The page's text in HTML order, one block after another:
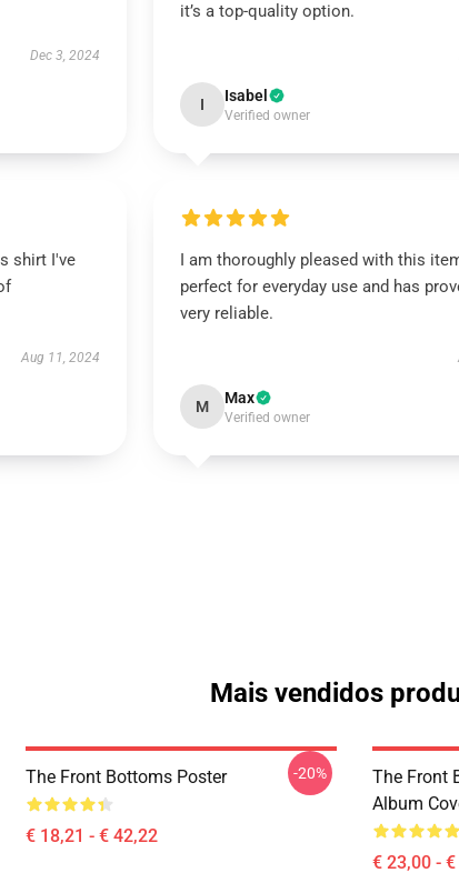
Dec 3, 2024
it’s a top-quality option.
I Isabel
Verified owner
shirt I've
Aug 11, 2024
I am thoroughly pleased with this
perfect for everyday use and has
very reliable.
M Max
Verified owner
Mais vendidos
The Front Bottoms Poster
€ 18,21 - € 42,22
-20%
The Front
Album
€ 23,00 -